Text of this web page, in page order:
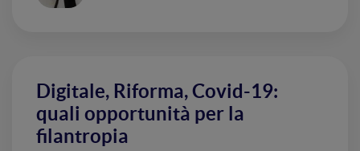
Digitale, Riforma, Covid-19:
quali opportunità per la
filantropia